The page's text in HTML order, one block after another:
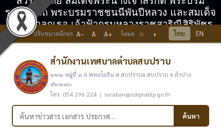
ราชินีนาถ พระบรมราชชนนีพันปีหลวง และสมเด็จ
พระเจ้าลูกเธอ เจ้าฟ้ากรมหลวงราชสาริณีสิริพัชร
มหาวัชรราชธิดา
ปรับขนาดอักษร A− A A+ โหมด ☆ ◐ ไทย EN
สำนักงานเทศบาลตำบลสบปราบ
๒๒๒ หมู่ที่ ๓ ถ.พหลโยธิน ต.สบปราบอ.สบปราบ จ.ลำปาง
๕๒๑๗๐
โทร. 054 296 224 | saraban@sobprablp.go.th
ค้นหาในเว็บไซต์ ค้นหา